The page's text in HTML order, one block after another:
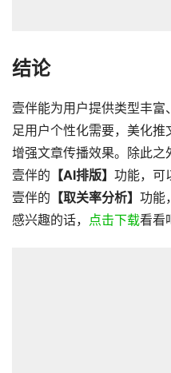
结论
壹伴能为用户提供类型丰
足用户个性化需要，美化推
增强文章传播效果。除此之
壹伴的 【AI排版】 功能，可
壹伴的 【取关率分析】 功能
感兴趣的话，
点击下载看看